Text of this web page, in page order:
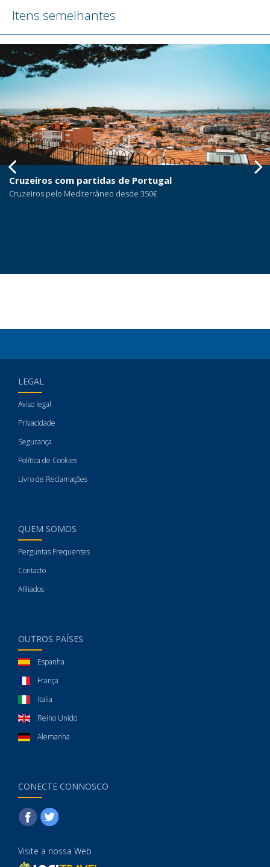
Itens semelhantes
Cruzeiros com partidas de Portugal
Cruzeiros pelo Mediterrâneo desde 350€
LEGAL
Aviso legal
Privacidade
Segurança
Política de Cookies
Livro de Reclamações
QUEM SOMOS
Perguntas Frequentes
Contacto
Afiliados
OUTROS PAÍSES
Espanha
França
Italia
Reino Unido
Alemanha
CONECTE CONNOSCO
Visite a nossa Web